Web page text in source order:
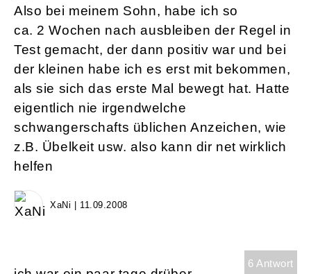
Also bei meinem Sohn, habe ich so
ca. 2 Wochen nach ausbleiben der Regel in
Test gemacht, der dann positiv war und bei
der kleinen habe ich es erst mit bekommen,
als sie sich das erste Mal bewegt hat. Hatte
eigentlich nie irgendwelche
schwangerschafts üblichen Anzeichen, wie
z.B. Übelkeit usw. also kann dir net wirklich
helfen
XaNi | 11.09.2008
6 Antwort